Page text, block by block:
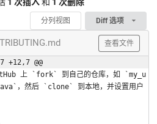
分列视图 Diff 选项
查看文件
+12,7 @@
上 `fork` 到自己的仓库，如 `my_u
，然后 `clone` 到本地，并设置用户